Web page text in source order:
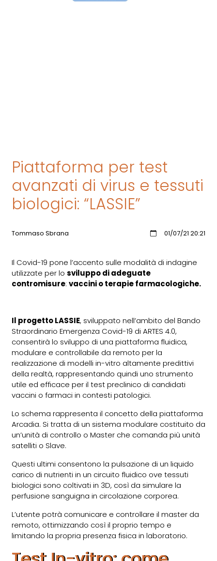
Piattaforma per test
avanzati di virus e tessuti
biologici: “LASSIE”
Tommaso Sbrana 01/07/21 20:21
Il Covid-19 pone l’accento sulle modalità di indagine
utilizzate per lo sviluppo di adeguate
contromisure: vaccini o terapie farmacologiche.
Il progetto LASSIE, sviluppato nell’ambito del Bando
Straordinario Emergenza Covid-19 di ARTES 4.0,
consentirà lo sviluppo di una piattaforma fluidica,
modulare e controllabile da remoto per la
realizzazione di modelli in-vitro altamente predittivi
della realtà, rappresentando quindi uno strumento
utile ed efficace per il test preclinico di candidati
vaccini o farmaci in contesti patologici.
Lo schema rappresenta il concetto della piattaforma
Arcadia. Si tratta di un sistema modulare costituito da
un’unità di controllo o Master che comanda più unità
satelliti o Slave.
Questi ultimi consentono la pulsazione di un liquido
carico di nutrienti in un circuito fluidico ove tessuti
biologici sono coltivati in 3D, così da simulare la
perfusione sanguigna in circolazione corporea.
L’utente potrà comunicare e controllare il master da
remoto, ottimizzando così il proprio tempo e
limitando la propria presenza fisica in laboratorio.